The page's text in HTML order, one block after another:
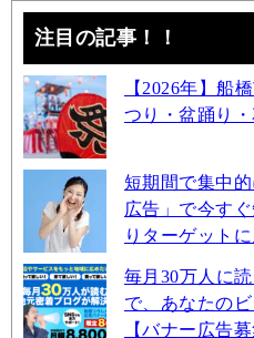
注目の記事！！
【2026年】船
つり・盆踊り
短期間で集中
広告」で今す
りターゲット
毎月30万人に
で、あなたの
【バナー広告